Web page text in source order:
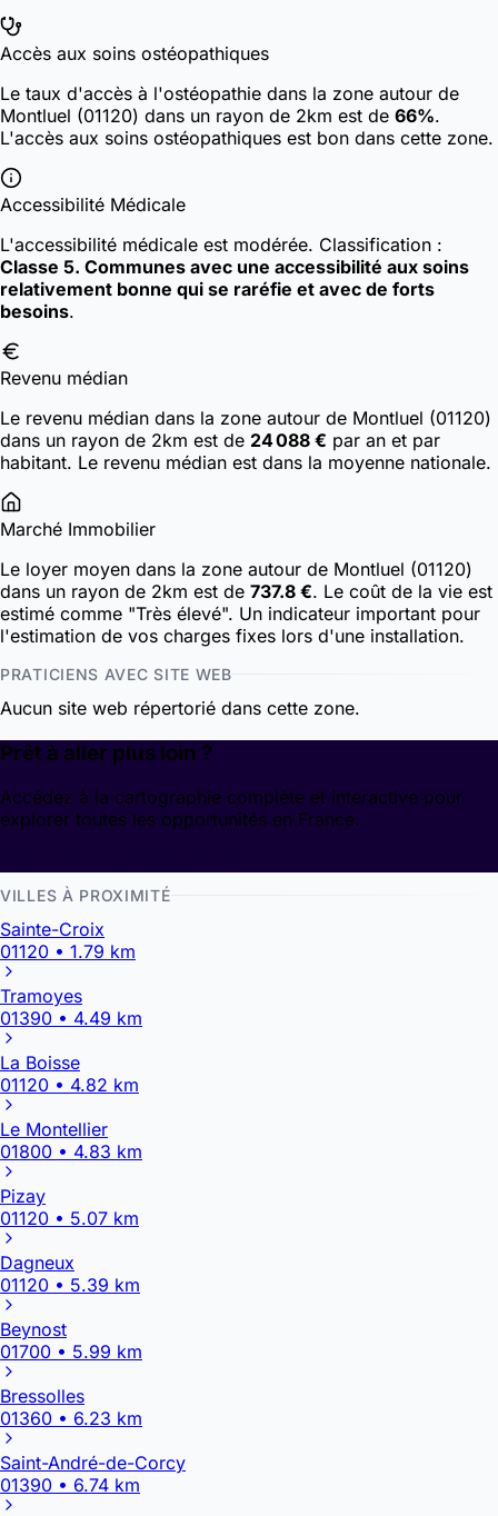
Accès aux soins ostéopathiques
Le taux d'accès à l'ostéopathie dans la zone autour de
Montluel (01120) dans un rayon de 2km est de 66%.
L'accès aux soins ostéopathiques est bon dans cette zone.
Accessibilité Médicale
L'accessibilité médicale est modérée. Classification :
Classe 5. Communes avec une accessibilité aux soins
relativement bonne qui se raréfie et avec de forts
besoins.
Revenu médian
Le revenu médian dans la zone autour de Montluel (01120)
dans un rayon de 2km est de 24 088 € par an et par
habitant. Le revenu médian est dans la moyenne nationale.
Marché Immobilier
Le loyer moyen dans la zone autour de Montluel (01120)
dans un rayon de 2km est de 737.8 €. Le coût de la vie est
estimé comme "Très élevé". Un indicateur important pour
l'estimation de vos charges fixes lors d'une installation.
PRATICIENS AVEC SITE WEB
Aucun site web répertorié dans cette zone.
Prêt à aller plus loin ?
Accédez à la cartographie complète et interactive pour
explorer toutes les opportunités en France.
VILLES À PROXIMITÉ
Sainte-Croix
01120 • 1.79 km
Tramoyes
01390 • 4.49 km
La Boisse
01120 • 4.82 km
Le Montellier
01800 • 4.83 km
Pizay
01120 • 5.07 km
Dagneux
01120 • 5.39 km
Beynost
01700 • 5.99 km
Bressolles
01360 • 6.23 km
Saint-André-de-Corcy
01390 • 6.74 km